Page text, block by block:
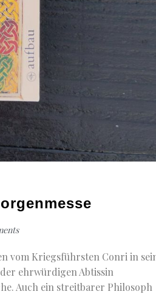
vom Kriegsführsten Conri in
ehrwürdigen Abtissin
Auch ein streitbarer Philosoph